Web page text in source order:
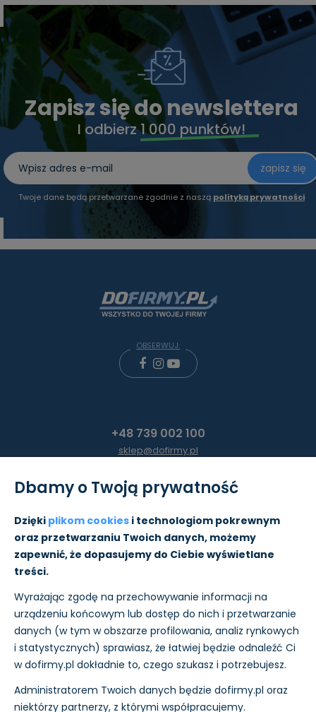
Zapisz się do newslettera
I odbierz1 000 punktów!
zapisz się
Twoje dane będą przetwarzane zgodnie z naszą polityką prywatności
Pomoc
O nas
OBSERWUJ:
+48 739 002 100
sklep@dofirmy.pl
Płatności i wysyłkę w sklepie realizujemy:
Dbamy o Twoją prywatność
Dzięki plikom cookies i technologiom pokrewnym
oraz przetwarzaniu Twoich danych, możemy
zapewnić, że dopasujemy do Ciebie wyświetlane
treści.
Wyrażając zgodę na przechowywanie informacji na
urządzeniu końcowym lub dostęp do nich i przetwarzanie
danych (w tym w obszarze profilowania, analiz rynkowych
i statystycznych) sprawiasz, że łatwiej będzie odnaleźć Ci
w dofirmy.pl dokładnie to, czego szukasz i potrzebujesz.
Administratorem Twoich danych będzie dofirmy.pl oraz
niektórzy partnerzy, z którymi współpracujemy.